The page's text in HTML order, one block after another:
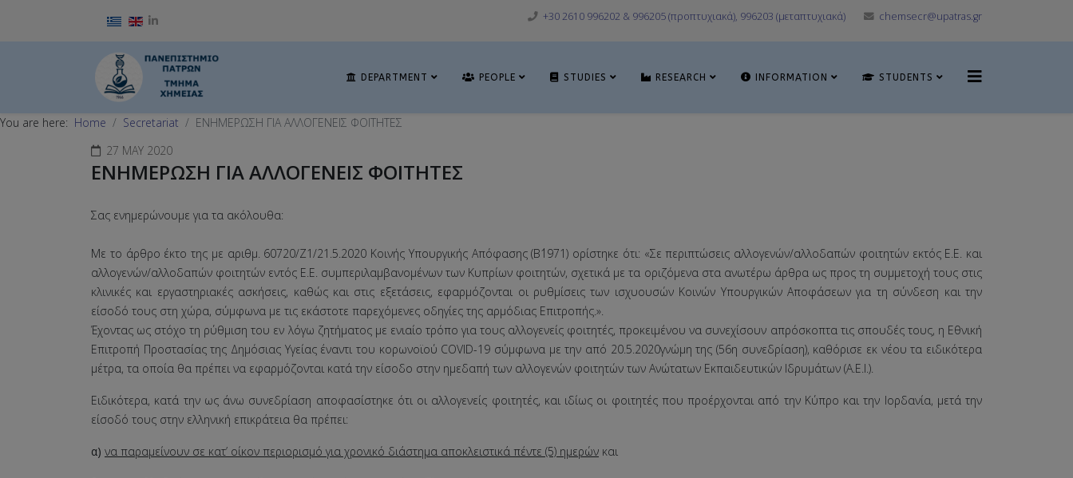
Select your language +30 2610 996202 & 996205 (προπτυχιακά), 996203 (μεταπτυχιακά) chemsecr@upatras.gr
DEPARTMENT PEOPLE STUDIES RESEARCH INFORMATION STUDENTS
You are here: Home Secretariat
ΕΝΗΜΕΡΩΣΗ ΓΙΑ ΑΛΛΟΓΕΝΕΙΣ ΦΟΙΤΗΤΕΣ
27 MAY 2020
ΕΝΗΜΕΡΩΣΗ ΓΙΑ ΑΛΛΟΓΕΝΕΙΣ ΦΟΙΤΗΤΕΣ
Σας ενημερώνουμε για τα ακόλουθα:
Με το άρθρο έκτο της με αριθμ. 60720/Ζ1/21.5.2020 Κοινής Υπουργικής Απόφασης (Β΄1971) ορίστηκε ότι: «Σε περιπτώσεις αλλογενών/αλλοδαπών φοιτητών εκτός Ε.Ε. και
αλλογενών/αλλοδαπών φοιτητών εντός Ε.Ε. συμπεριλαμβανομένων των Κυπρίων φοιτητών, σχετικά με τα οριζόμενα στα ανωτέρω άρθρα ως προς τη συμμετοχή τους στις
κλινικές και εργαστηριακές ασκήσεις, καθώς και στις εξετάσεις, εφαρμόζονται οι ρυθμίσεις των ισχυουσών Κοινών Υπουργικών Αποφάσεων για τη σύνδεση και την
είσοδό τους στη χώρα, σύμφωνα με τις εκάστοτε παρεχόμενες οδηγίες της αρμόδιας Επιτροπής.».
Έχοντας ως στόχο τη ρύθμιση του εν λόγω ζητήματος με ενιαίο τρόπο για τους αλλογενείς φοιτητές, προκειμένου να συνεχίσουν απρόσκοπτα τις σπουδές τους, η Εθνική
Επιτροπή Προστασίας της Δημόσιας Υγείας έναντι του κορωνοϊού COVID-19 σύμφωνα με την από 20.5.2020γνώμη της (56η συνεδρίαση), καθόρισε εκ νέου τα ειδικότερα
μέτρα, τα οποία θα πρέπει να εφαρμόζονται κατά την είσοδο στην ημεδαπή των αλλογενών φοιτητών των Ανώτατων Εκπαιδευτικών Ιδρυμάτων (Α.Ε.Ι.).
Ειδικότερα, κατά την ως άνω συνεδρίαση αποφασίστηκε ότι οι αλλογενείς φοιτητές, και ιδίως οι φοιτητές που προέρχονται από την Κύπρο και την Ιορδανία, μετά την
είσοδό τους στην ελληνική επικράτεια θα πρέπει:
α) να παραμείνουν σε κατ’ οίκον περιορισμό για χρονικό διάστημα αποκλειστικά πέντε (5) ημερών και